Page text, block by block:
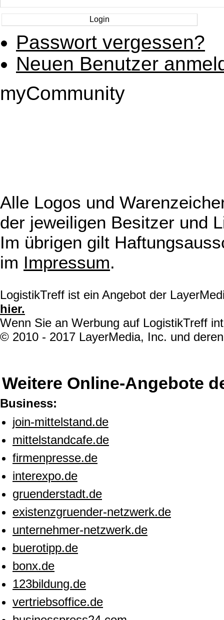
Passwort vergessen?
Neuen Benutzer
myCommunity
Alle Logos und
der jeweiligen Besitzer und
Im übrigen gilt
im Impressum.
LogistikTreff ist ein Angebot der
hier.
Wenn Sie an Werbung auf LogistikTreff
© 2010 - 2017 LayerMedia, Inc. und
Weitere Online-Angebote
Business:
join-mittelstand.de
mittelstandcafe.de
firmenpresse.de
interexpo.de
gruenderstadt.de
existenzgruender-netzwerk.de
unternehmer-netzwerk.de
buerotipp.de
bonx.de
123bildung.de
vertriebsoffice.de